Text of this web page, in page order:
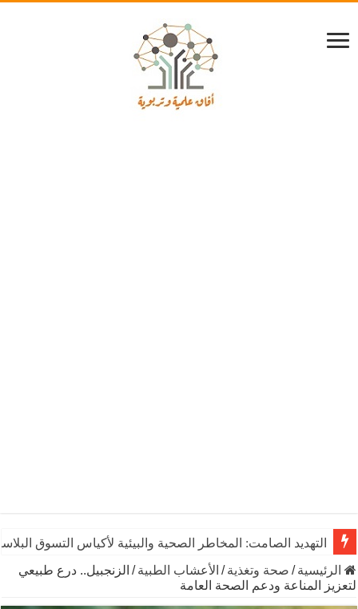
التهديد الصامت: المخاطر الصحية والبيئية لأكياس التسوق
الرئيسية / صحة وتغذية / الأعشاب الطبية / الزنجبيل.. درع طبيعي
لتعزيز المناعة ودعم الصحة العامة